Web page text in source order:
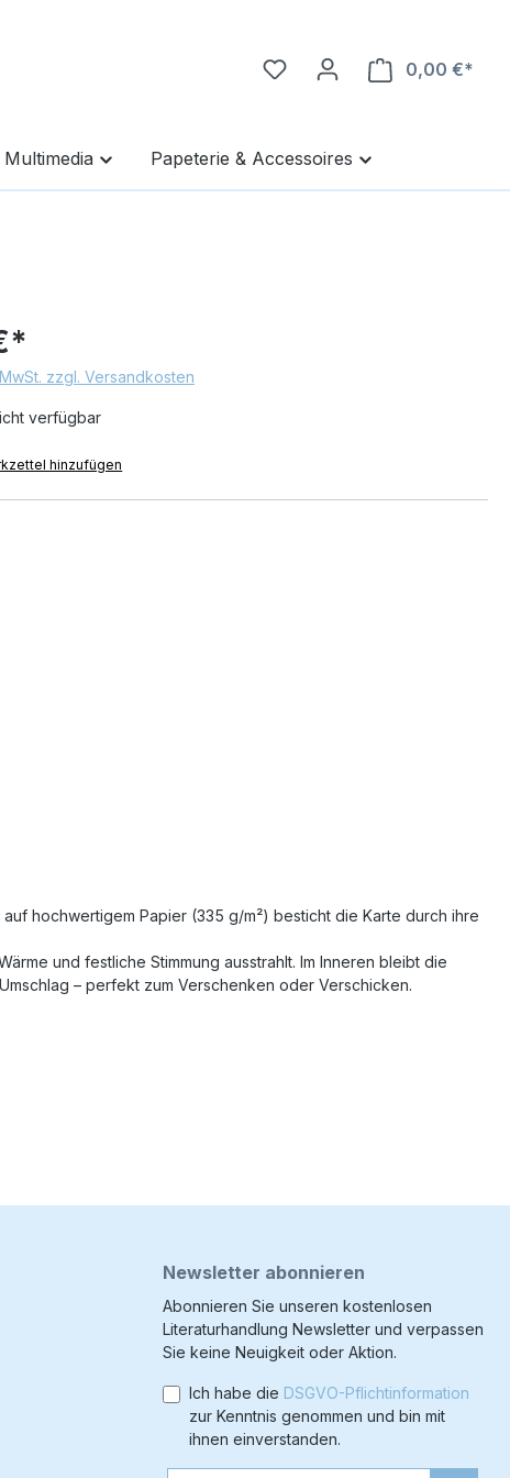
0,00 €*
Multimedia Papeterie & Accessoires
zzgl. Versandkosten
verfügbar
hinzufügen
hochwertigem Papier (335 g/m²) besticht die Karte durch ihre
und festliche Stimmung ausstrahlt. Im Inneren bleibt die
– perfekt zum Verschenken oder Verschicken.
Newsletter abonnieren
Abonnieren Sie unseren kostenlosen
Literaturhandlung Newsletter und verpassen
Sie keine Neuigkeit oder Aktion.
Ich habe die DSGVO-Pflichtinformation
zur Kenntnis genommen und bin mit
ihnen einverstanden.